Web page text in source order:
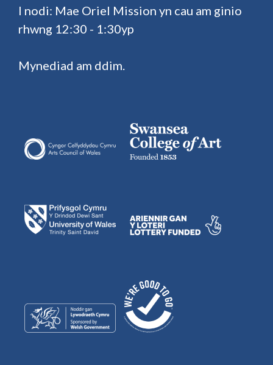
I nodi: Mae Oriel Mission yn cau am ginio
rhwng 12:30 - 1:30yp
Mynediad am ddim.